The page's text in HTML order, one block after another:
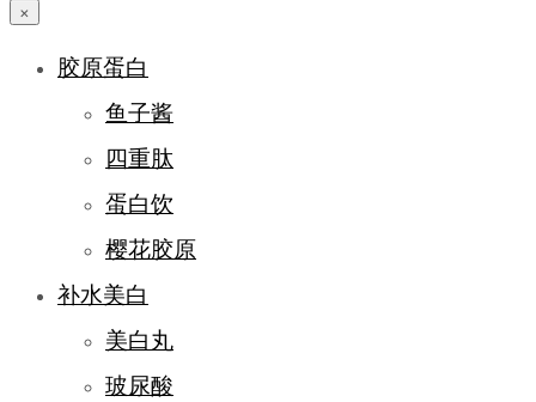
×
胶原蛋白
鱼子酱
四重肽
蛋白饮
樱花胶原
补水美白
美白丸
玻尿酸